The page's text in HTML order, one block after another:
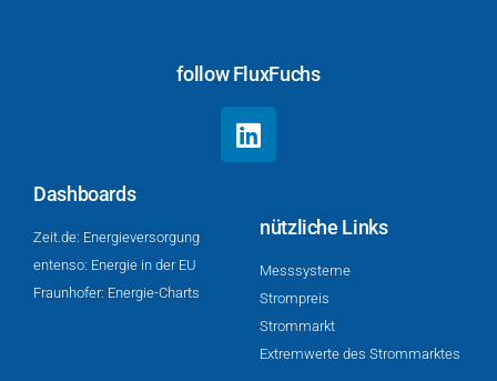
follow FluxFuchs
Dashboards
Zeit.de: Energieversorgung
entenso: Energie in der EU
Fraunhofer: Energie-Charts
nützliche Links
Mess­sys­te­me
Strompreis
Strommarkt
Extremwerte des Strommarktes